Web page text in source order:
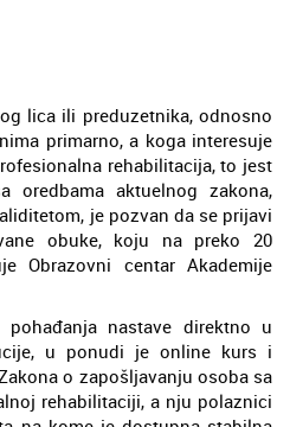
lica ili preduzetnika, odnosno
primarno, a koga interesuje
rehabilitacija, to jest
aktuelnog zakona,
je pozvan da se prijavi
obuke, koju na preko 20
Obrazovni centar Akademije
nastave direktno u
u ponudi je online kurs i
o zapošljavanju osoba sa
rehabilitaciji, a nju polaznici